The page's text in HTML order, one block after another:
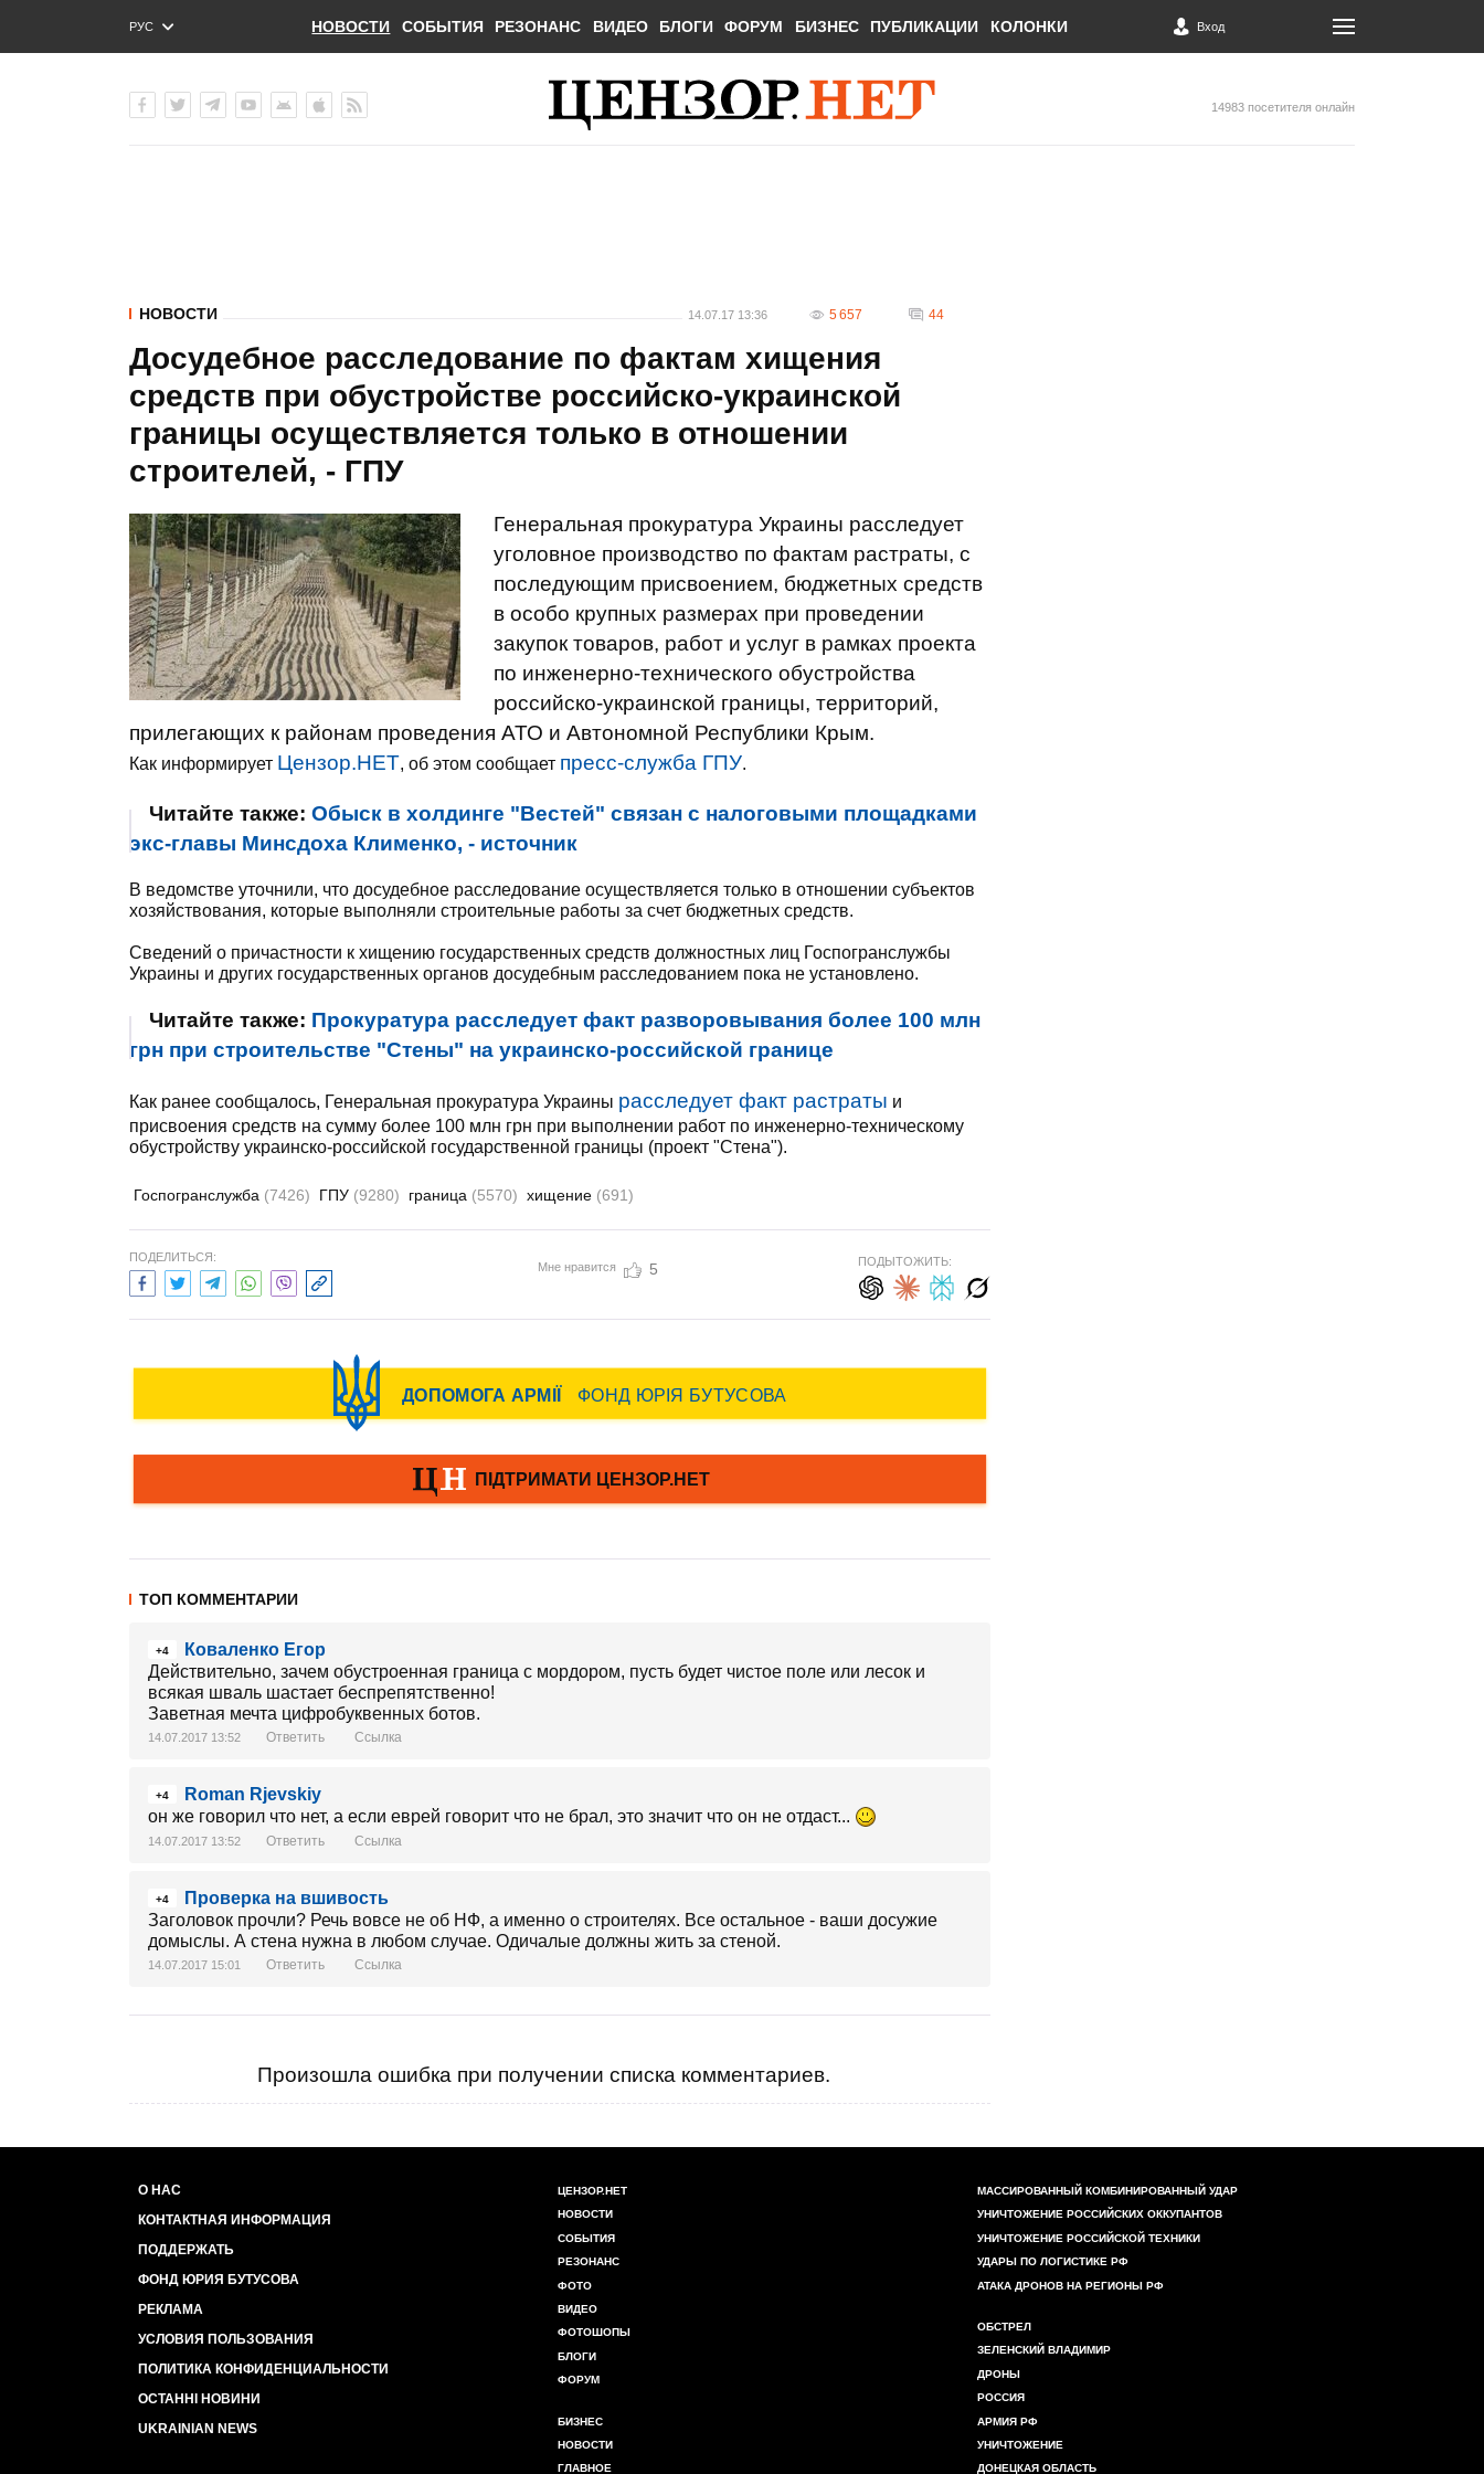
РУС
ENG
НОВОСТИ СОБЫТИЯ РЕЗОНАНС ВИДЕО БЛОГИ ФОРУМ БИЗНЕС ПУБЛИКАЦИИ КОЛОНКИ Вход
14983 посетителя онлайн
НОВОСТИ 14.07.17 13:36 5 657 44
Досудебное расследование по фактам хищения
средств при обустройстве российско-украинской
границы осуществляется только в отношении
строителей, - ГПУ
Генеральная прокуратура Украины расследует
уголовное производство по фактам растраты, с
последующим присвоением, бюджетных средств
в особо крупных размерах при проведении
закупок товаров, работ и услуг в рамках проекта
по инженерно-технического обустройства
российско-украинской границы, территорий,
прилегающих к районам проведения АТО и Автономной Республики Крым.
Как информирует Цензор.НЕТ, об этом сообщает пресс-служба ГПУ.
Читайте также: Обыск в холдинге "Вестей" связан с налоговыми площадками
экс-главы Минсдоха Клименко, - источник
В ведомстве уточнили, что досудебное расследование осуществляется только в отношении субъектов
хозяйствования, которые выполняли строительные работы за счет бюджетных средств.
Сведений о причастности к хищению государственных средств должностных лиц Госпогранслужбы
Украины и других государственных органов досудебным расследованием пока не установлено.
Читайте также: Прокуратура расследует факт разворовывания более 100 млн
грн при строительстве "Стены" на украинско-российской границе
Как ранее сообщалось, Генеральная прокуратура Украины расследует факт растраты и
присвоения средств на сумму более 100 млн грн при выполнении работ по инженерно-техническому
обустройству украинско-российской государственной границы (проект "Стена").
Госпогранслужба (7426) ГПУ (9280) граница (5570) хищение (691)
ПОДЕЛИТЬСЯ:
Мне нравится 5 ПОДЫТОЖИТЬ:
ТОП КОММЕНТАРИИ
+4
Коваленко Егор
Действительно, зачем обустроенная граница с мордором, пусть будет чистое поле или лесок и
всякая шваль шастает беспрепятственно!
Заветная мечта цифробуквенных ботов.
14.07.2017 13:52 Ответить Ссылка
+4
Roman Rjevskiy
он же говорил что нет, а если еврей говорит что не брал, это значит что он не отдаст...
14.07.2017 13:52 Ответить Ссылка
+4
Проверка на вшивость
Заголовок прочли? Речь вовсе не об НФ, а именно о строителях. Все остальное - ваши досужие
домыслы. А стена нужна в любом случае. Одичалые должны жить за стеной.
14.07.2017 15:01 Ответить Ссылка
Произошла ошибка при получении списка комментариев.
О НАС
КОНТАКТНАЯ ИНФОРМАЦИЯ
ПОДДЕРЖАТЬ
ФОНД ЮРИЯ БУТУСОВА
РЕКЛАМА
УСЛОВИЯ ПОЛЬЗОВАНИЯ
ПОЛИТИКА КОНФИДЕНЦИАЛЬНОСТИ
ОСТАННІ НОВИНИ
UKRAINIAN NEWS
ЦЕНЗОР.НЕТ
НОВОСТИ
СОБЫТИЯ
РЕЗОНАНС
ФОТО
ВИДЕО
ФОТОШОПЫ
БЛОГИ
ФОРУМ
БИЗНЕС
НОВОСТИ
ГЛАВНОЕ
МАССИРОВАННЫЙ КОМБИНИРОВАННЫЙ УДАР
УНИЧТОЖЕНИЕ РОССИЙСКИХ ОККУПАНТОВ
УНИЧТОЖЕНИЕ РОССИЙСКОЙ ТЕХНИКИ
УДАРЫ ПО ЛОГИСТИКЕ РФ
АТАКА ДРОНОВ НА РЕГИОНЫ РФ
ОБСТРЕЛ
ЗЕЛЕНСКИЙ ВЛАДИМИР
ДРОНЫ
РОССИЯ
АРМИЯ РФ
УНИЧТОЖЕНИЕ
ДОНЕЦКАЯ ОБЛАСТЬ